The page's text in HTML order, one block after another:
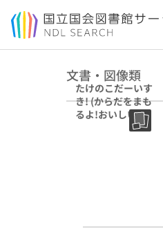
本文へ移動
文書・図像類
たけのこだーいす
き! (からだをまも
るよ!おいしい旬
のたべもの紙芝居